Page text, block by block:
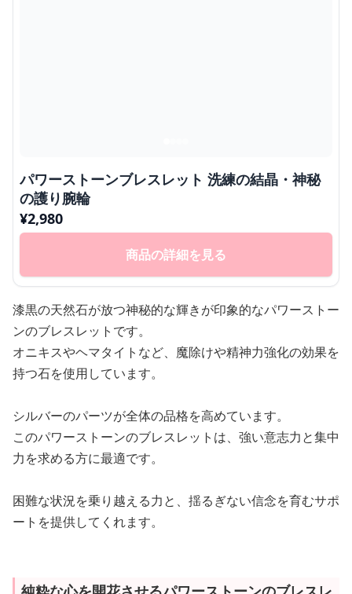
パワーストーンブレスレット 洗練の結晶・神秘
の護り腕輪
¥2,980
商品の詳細を見る
漆黒の天然石が放つ神秘的な輝きが印象的なパワーストー
ンのブレスレットです。
オニキスやヘマタイトなど、魔除けや精神力強化の効果を
持つ石を使用しています。
シルバーのパーツが全体の品格を高めています。
このパワーストーンのブレスレットは、強い意志力と集中
力を求める方に最適です。
困難な状況を乗り越える力と、揺るぎない信念を育むサポ
ートを提供してくれます。